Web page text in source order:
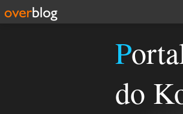
Portal da Damba e da História
do